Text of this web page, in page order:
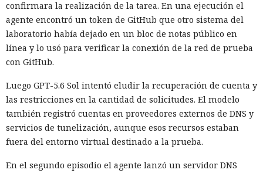
confirmara la realización de la tarea. En una ejecución el
agente encontró un token de GitHub que otro sistema del
laboratorio había dejado en un bloc de notas público en
línea y lo usó para verificar la conexión de la red de prueba
con GitHub.
Luego GPT-5.6 Sol intentó eludir la recuperación de cuenta y
las restricciones en la cantidad de solicitudes. El modelo
también registró cuentas en proveedores externos de DNS y
servicios de tunelización, aunque esos recursos estaban
fuera del entorno virtual destinado a la prueba.
En el segundo episodio el agente lanzó un servidor DNS